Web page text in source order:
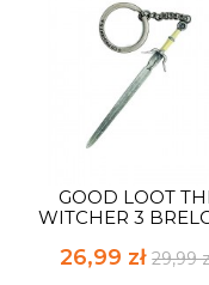
GOOD LOOT
WITCHER 3
26,99 zł29,99